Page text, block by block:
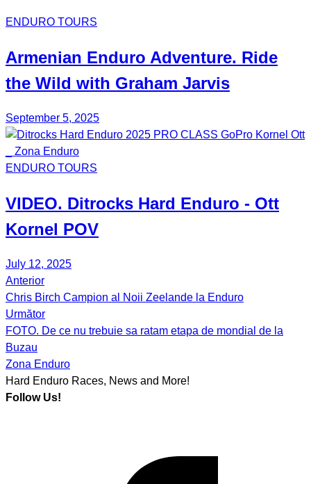
ENDURO TOURS
Armenian Enduro Adventure. Ride
the Wild with Graham Jarvis
September 5, 2025
ENDURO TOURS
VIDEO. Ditrocks Hard Enduro - Ott
Kornel POV
July 12, 2025
Post
navigation
Anterior
Chris Birch Campion al Noii Zeelande la Enduro
Următor
FOTO. De ce nu trebuie sa ratam etapa de mondial de la
Buzau
Zona Enduro
Hard Enduro Races, News and More!
Follow Us!